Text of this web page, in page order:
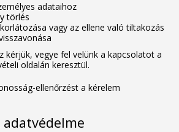
adataihoz
törlés
vagy az ellene való tiltakozás
kérjük, vegye fel velünk a kapcsolatot a
oldalán keresztül.
ellenőrzést a kérelem